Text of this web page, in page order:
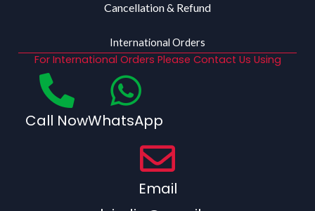
Cancellation & Refund
International Orders
For International Orders Please Contact Us Using
Call NowWhatsApp
Email